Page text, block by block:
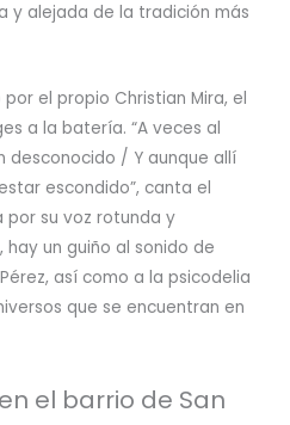
y alejada de la tradición más
el propio Christian Mira, el
a la batería. “A veces al
desconocido / Y aunque allí
escondido”, canta el
por su voz rotunda y
un guiño al sonido de
así como a la psicodelia
que se encuentran en
el barrio de San